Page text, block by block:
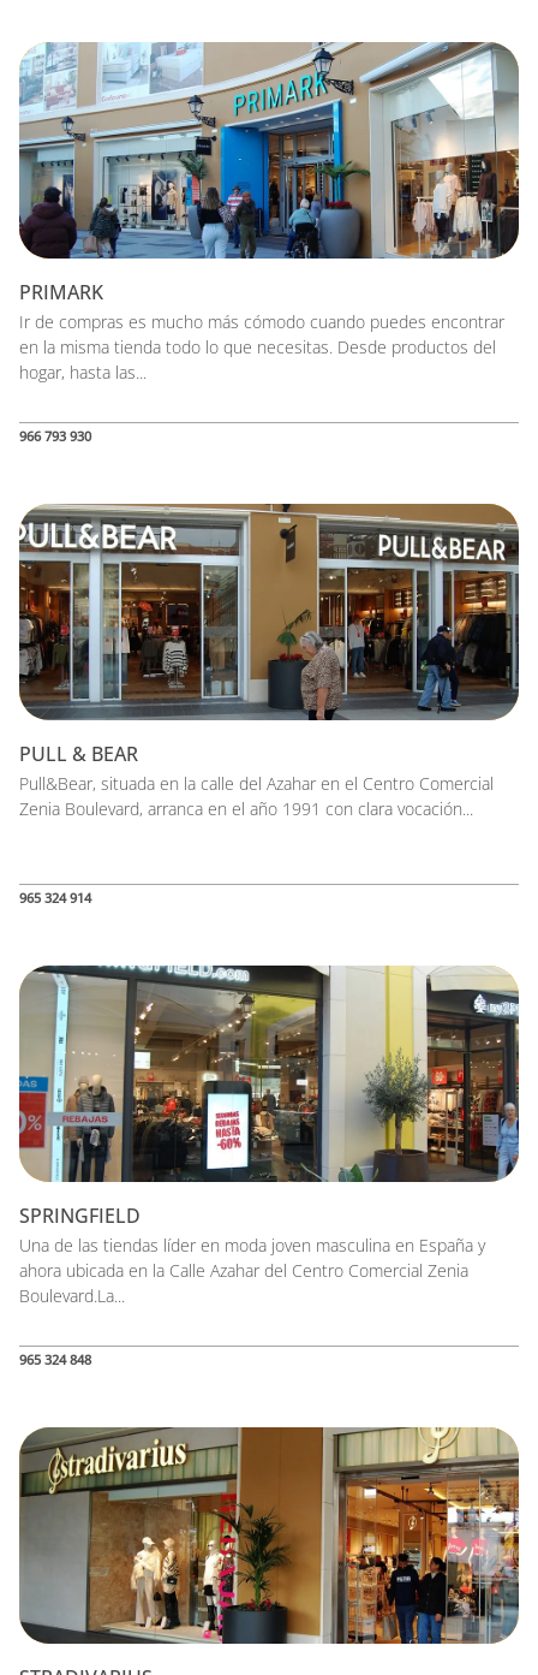
PRIMARK
Ir de compras es mucho más cómodo cuando puedes encontrar
en la misma tienda todo lo que necesitas. Desde productos del
hogar, hasta las...
966 793 930
PULL & BEAR
Pull&Bear, situada en la calle del Azahar en el Centro Comercial
Zenia Boulevard, arranca en el año 1991 con clara vocación...
965 324 914
SPRINGFIELD
Una de las tiendas líder en moda joven masculina en España y
ahora ubicada en la Calle Azahar del Centro Comercial Zenia
Boulevard.La...
965 324 848